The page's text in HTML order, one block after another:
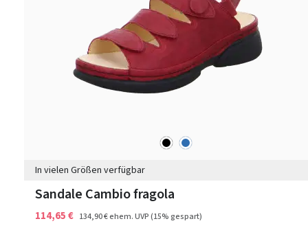
schwarz
blau
In vielen Größen verfügbar
Sandale Cambio fragola
114,65 € 134,90 €ehem. UVP(15% gespart)